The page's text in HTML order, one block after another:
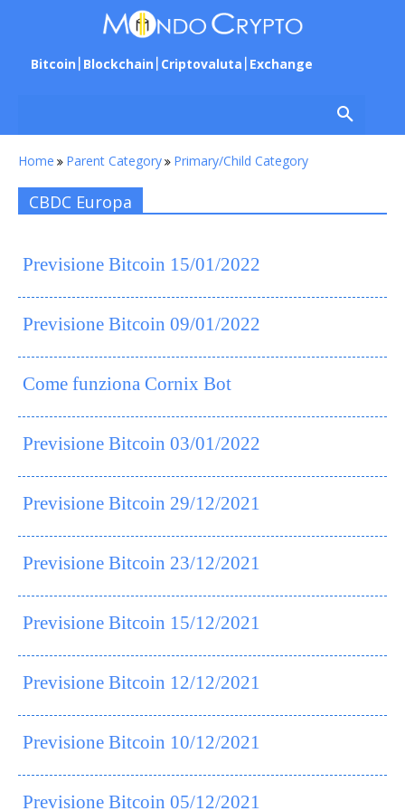
Bitcoin Blockchain Criptovaluta Exchange
Home Parent Category Primary/Child Category
CBDC Europa
Previsione Bitcoin 15/01/2022
Previsione Bitcoin 09/01/2022
Come funziona Cornix Bot
Previsione Bitcoin 03/01/2022
Previsione Bitcoin 29/12/2021
Previsione Bitcoin 23/12/2021
Previsione Bitcoin 15/12/2021
Previsione Bitcoin 12/12/2021
Previsione Bitcoin 10/12/2021
Previsione Bitcoin 05/12/2021